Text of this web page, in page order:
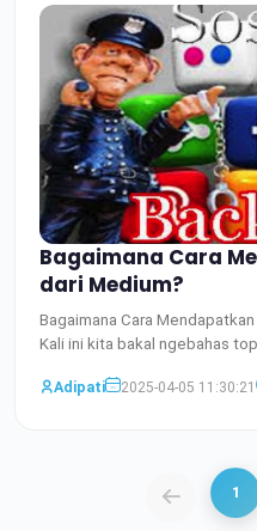
Bagaimana Cara
dari Medium?
Bagaimana Cara
Kali ini kita bakal ngebahas
Adipati
2025-04-05 11:30:21
1